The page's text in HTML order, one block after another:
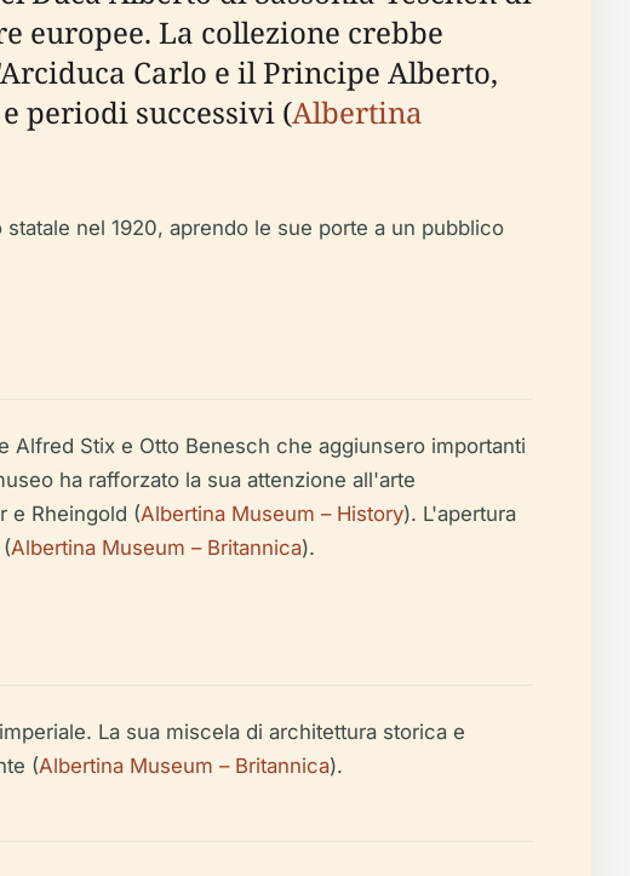
europee. La collezione crebbe
Carlo e il Principe Alberto,
periodi successivi (Albertina
nel 1920, aprendo le sue porte a un pubblico
Stix e Otto Benesch che aggiunsero importanti
ha rafforzato la sua attenzione all'arte
e Rheingold (Albertina Museum – History). L'apertura
Albertina Museum – Britannica).
La sua miscela di architettura storica e
(Albertina Museum – Britannica).